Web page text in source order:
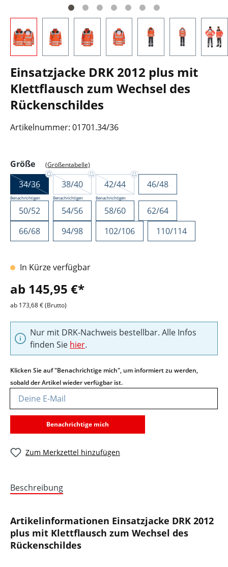
Einsatzjacke DRK 2012 plus mit
Klettflausch zum Wechsel des
Rückenschildes
Artikelnummer: 01701.34/36
Größeauswählen
(Größentabelle)
34/36
Benachrichtigen
38/40
Benachrichtigen
42/44
Benachrichtigen
46/48
50/52 54/56 58/60
62/64
66/68
94/98 102/106 110/114
In Kürze verfügbar
ab 145,95 €*
ab 173,68 € (Brutto)
Nur mit DRK-Nachweis bestellbar. Alle Infos
finden Sie hier.
Klicken Sie auf "Benachrichtige mich", um informiert zu werden,
sobald der Artikel wieder verfügbar ist.
Deine E-Mail
Benachrichtige mich
Zum Merkzettel hinzufügen
Beschreibung
Artikelinformationen Einsatzjacke DRK 2012
plus mit Klettflausch zum Wechsel des
Rückenschildes